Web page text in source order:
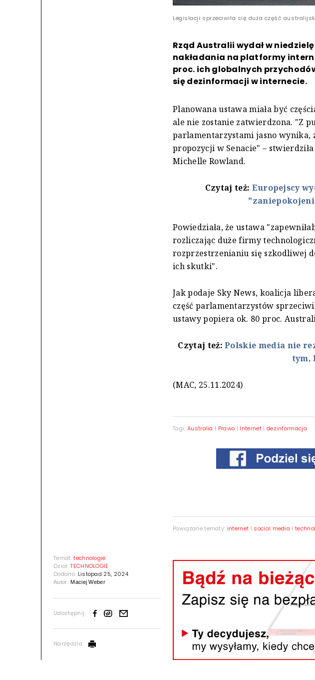
Temat:technologie
Dział:TECHNOLOGIE
Dodano: Listopad 25, 2024
Autor:Maciej Weber
Udostępnij:
Narzędzia:
Legislacji sprzeciwiła się duża część
Rząd Australii wydał w
nakładania na platformy
proc. ich globalnych
się dezinformacji w internecie.
Planowana ustawa miała być
ale nie zostanie zatwierdzona. "Z
parlamentarzystami jasno wynika,
propozycji w Senacie" –
Michelle Rowland.
Czytaj też: Europejscy
Powiedziała, że ustawa
rozliczając duże firmy
rozprzestrzenianiu się szkodliwej
ich skutki".
Jak podaje Sky News, koalicja
część parlamentarzystów
ustawy popiera ok. 80 proc.
Czytaj też:Polskie media nie
tym,
(MAC, 25.11.2024)
Tagi: Australia | Prawo | Internet| dezinformacja
Powiązane tematy: internet | social media |